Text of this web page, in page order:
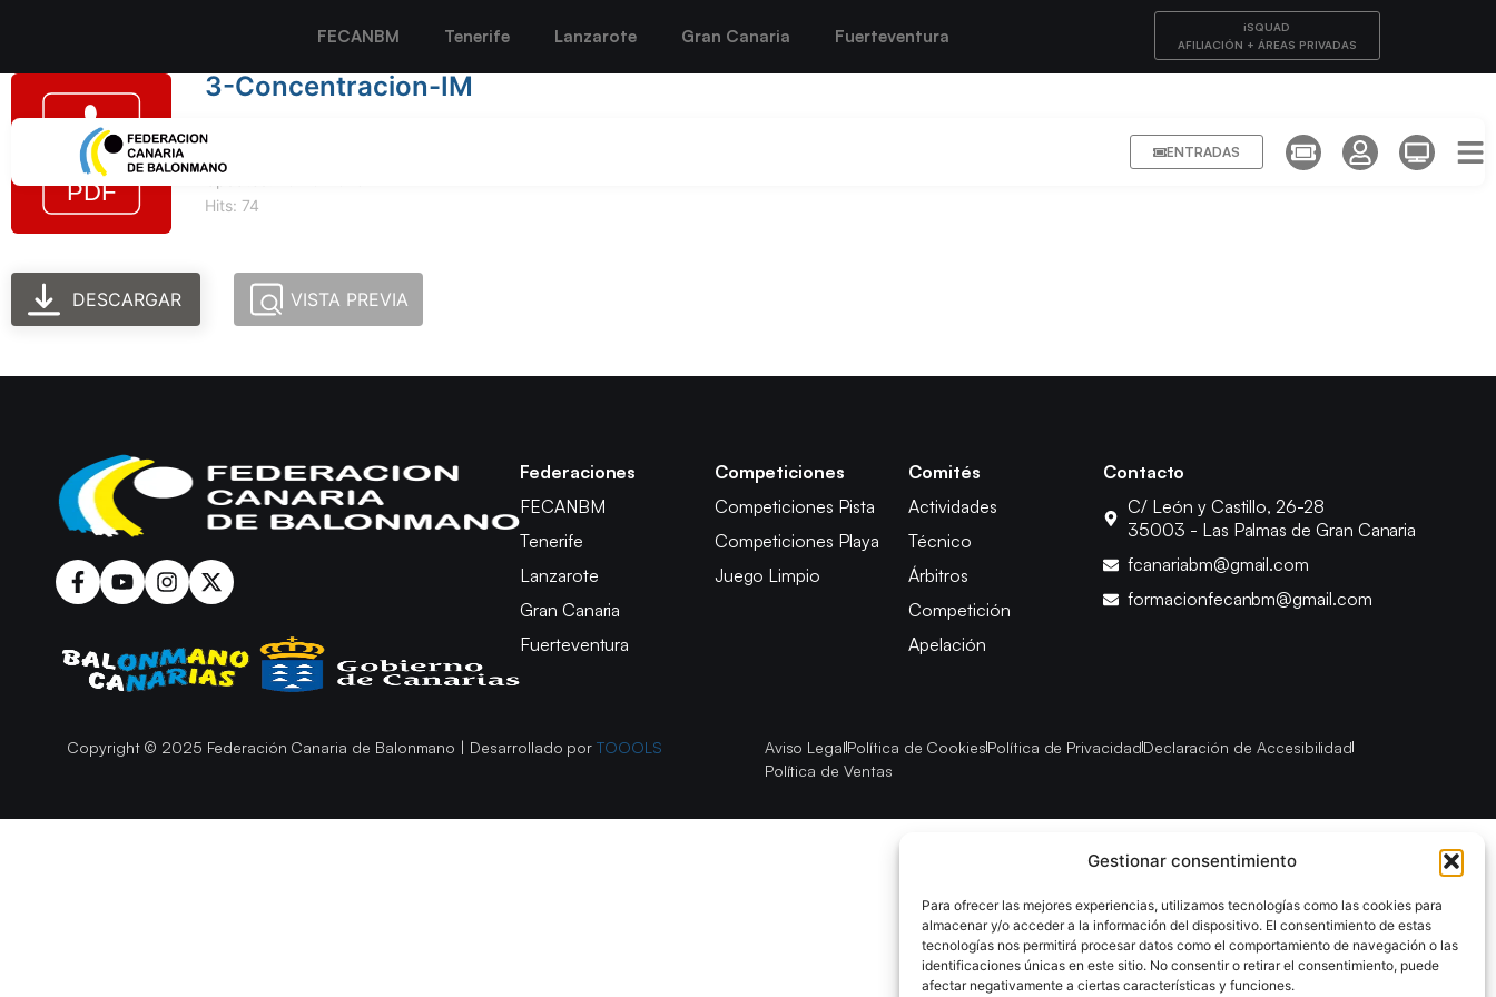
Gestionar consentimiento
Para ofrecer las mejores experiencias, utilizamos tecnologías como las cookies para
almacenar y/o acceder a la información del dispositivo. El consentimiento de estas
tecnologías nos permitirá procesar datos como el comportamiento de navegación o las
identificaciones únicas en este sitio. No consentir o retirar el consentimiento, puede
afectar negativamente a ciertas características y funciones.
FECANBM Tenerife Lanzarote Gran Canaria Fuerteventura
iSQUAD
AFILIACIÓN + ÁREAS PRIVADAS
ENTRADAS
3-Concentracion-IM
Hits: 74
DESCARGAR VISTA PREVIA
Federaciones
FECANBM
Tenerife
Lanzarote
Gran Canaria
Fuerteventura
Competiciones
Competiciones Pista
Competiciones Playa
Juego Limpio
Comités
Actividades
Técnico
Árbitros
Competición
Apelación
Contacto
C/ León y Castillo, 26-28
35003 - Las Palmas de Gran Canaria
fcanariabm@gmail.com
formacionfecanbm@gmail.com
Copyright © 2025 Federación Canaria de Balonmano | Desarrollado porTOOOLS Aviso LegalPolítica de CookiesPolítica de PrivacidadDeclaración de Accesibilidad
Política de Ventas